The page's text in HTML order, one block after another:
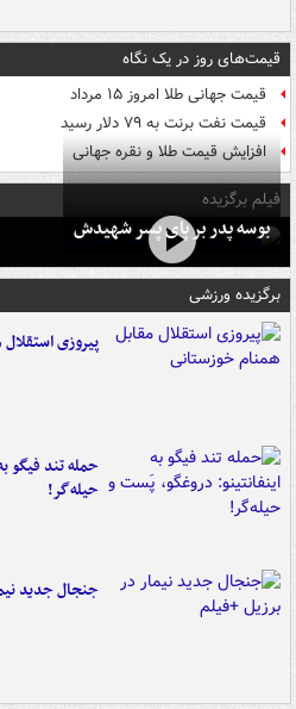
قیمت‌های روز در یک نگاه
قیمت جهانی طلا امروز ۱۵ مرداد
قیمت نفت برنت به ۷۹ دلار رسید
افزایش قیمت طلا و نقره جهانی
فیلم برگزیده
بوسه‌ پدر بر پای پسر شهیدش
برگزیده ورزشی
پیروزی
حمله تند فیگو
حیله‌گر!
جنجال جدید